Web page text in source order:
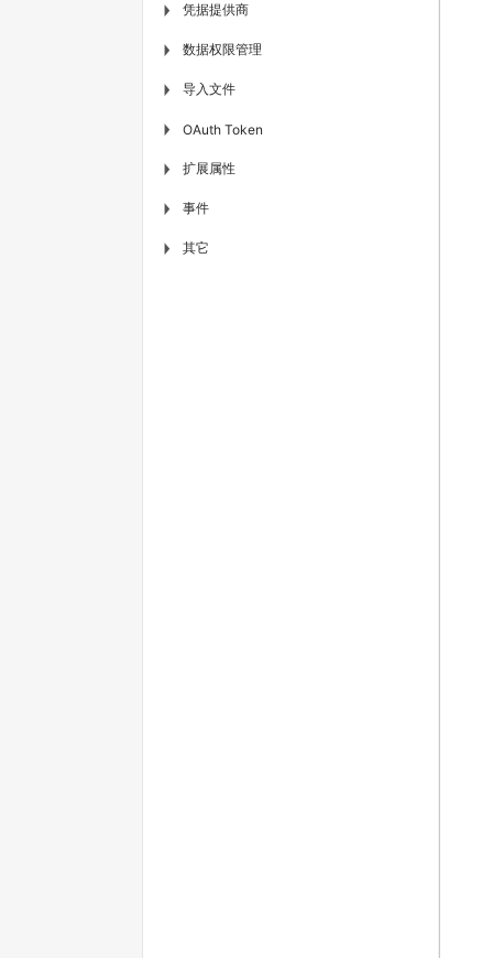
▶ 凭据提供商
▶ 数据权限管理
▶ 导入文件
▶ OAuth Token
▶ 扩展属性
▶ 事件
▶ 其它